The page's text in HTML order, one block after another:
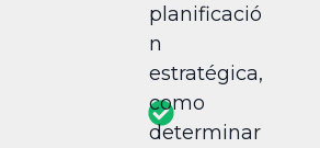
planificació
n
estratégica,
como
determinar